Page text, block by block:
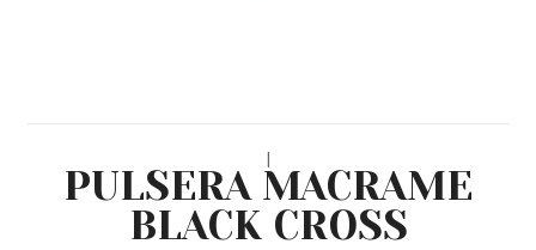
|
PULSERA MACRAME
BLACK CROSS